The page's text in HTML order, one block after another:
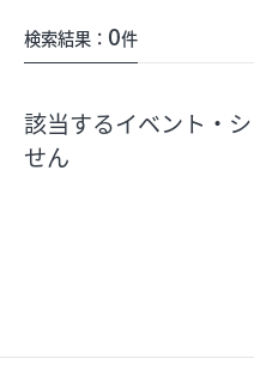
検索結果： 0件
該当するイベント・
せん